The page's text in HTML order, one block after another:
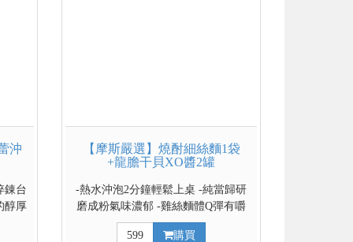
沖
錬台
醇厚
【摩斯嚴選】燒酎細絲麵1袋
+龍膽干貝XO醬2罐
-熱水沖泡2分鐘輕鬆上桌 -純當歸研
磨成粉氣味濃郁 -雞絲麵體Q彈有嚼
勁 -附一包酒包提升香氣
599
購買